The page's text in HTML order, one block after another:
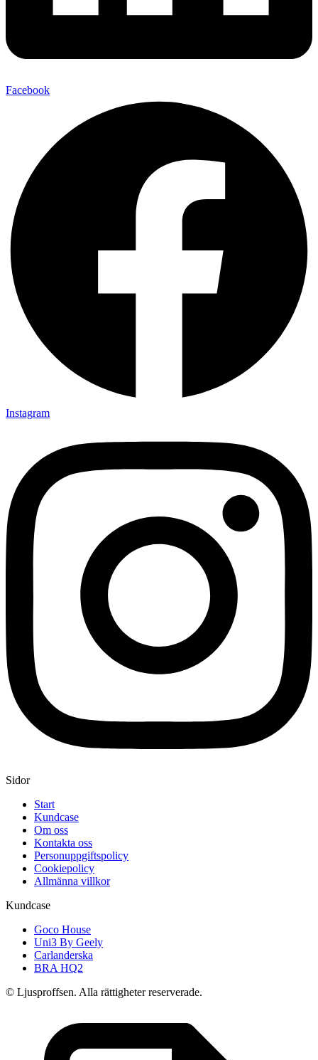
Facebook
Instagram
Sidor
Start
Kundcase
Om oss
Kontakta oss
Personuppgiftspolicy
Cookiepolicy
Allmänna villkor
Kundcase
Goco House
Uni3 By Geely
Carlanderska
BRA HQ2
© Ljusproffsen. Alla rättigheter reserverade.